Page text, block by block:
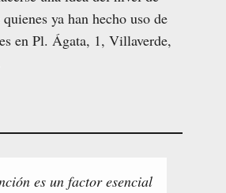
ya han hecho uso de
en Pl. Ágata, 1, Villaverde,
es un factor esencial